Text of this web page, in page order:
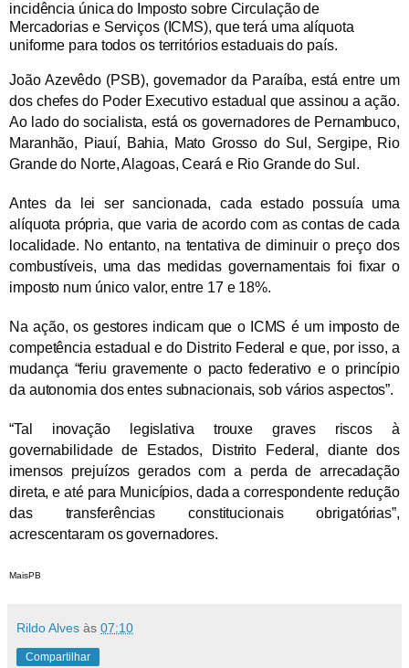
incidência única do Imposto sobre Circulação de
Mercadorias e Serviços (ICMS), que terá uma alíquota
uniforme para todos os territórios estaduais do país.
João Azevêdo (PSB), governador da Paraíba, está entre um
dos chefes do Poder Executivo estadual que assinou a ação.
Ao lado do socialista, está os governadores de Pernambuco,
Maranhão, Piauí, Bahia, Mato Grosso do Sul, Sergipe, Rio
Grande do Norte, Alagoas, Ceará e Rio Grande do Sul.
Antes da lei ser sancionada, cada estado possuía uma
alíquota própria, que varia de acordo com as contas de cada
localidade. No entanto, na tentativa de diminuir o preço dos
combustíveis, uma das medidas governamentais foi fixar o
imposto num único valor, entre 17 e 18%.
Na ação, os gestores indicam que o ICMS é um imposto de
competência estadual e do Distrito Federal e que, por isso, a
mudança “feriu gravemente o pacto federativo e o princípio
da autonomia dos entes subnacionais, sob vários aspectos”.
“Tal inovação legislativa trouxe graves riscos à
governabilidade de Estados, Distrito Federal, diante dos
imensos prejuízos gerados com a perda de arrecadação
direta, e até para Municípios, dada a correspondente redução
das transferências constitucionais obrigatórias”,
acrescentaram os governadores.
MaisPB
Rildo Alves às 07:10
Compartilhar